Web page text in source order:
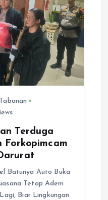
Terduga
Forkopimcam
Batunya Auto Buka
Tetap Adem
Biar Lingkungan